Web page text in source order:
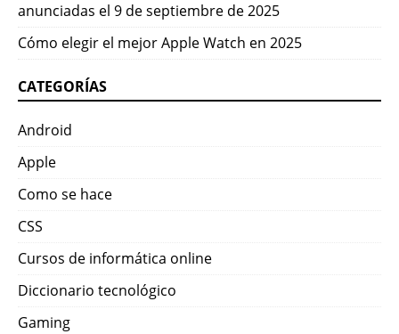
anunciadas el 9 de septiembre de 2025
Cómo elegir el mejor Apple Watch en 2025
CATEGORÍAS
Android
Apple
Como se hace
CSS
Cursos de informática online
Diccionario tecnológico
Gaming